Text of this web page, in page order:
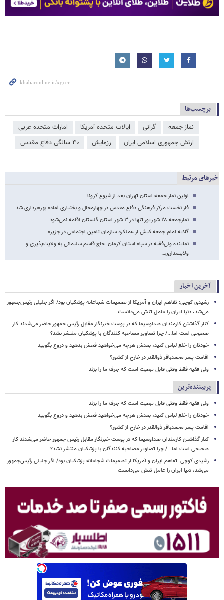
برچسب‌ها
نماز جمعه گرانی ایالات متحده آمریکا
امارات متحده عربی
ارتش جمهوری اسلامی ایران
رزمایش ۴۰ سالگی دفاع مقدس
خبرهای مرتبط
اولین نماز جمعه استان تهران بعد از شیوع کرونا
فاز نخست مرکز فرهنگی دفاع مقدس در چهارمحال و بختیاری آماده بهره‌برداری شد
نمازجمعه ۲۸ شهریور تنها در ۳ شهر استان گلستان اقامه نمی‌شود
گلایه امام جمعه کیش از عملکرد سازمان تامین اجتماعی در جزیره
نماینده ولی‌فقیه در سپاه استان کرمان: حاج قاسم سلیمانی به ولایت‌پذیری و
ولایتمداری…
آخرین اخبار
رشیدی کوچی: تفاهم ایران و آمریکا از تصمیمات شجاعانه پزشکیان بود/ اگر جلیلی رئیس‌جمهور
می‌شد، دنیا ایران را عامل تنش می‌دانست
کنار گذاشتن کارمندان صداوسیما که در پوست خبرنگار مقابل رئیس جمهور حاضر می‌شدند کار
صحیحی است اما.../ چرا تصاویر مصاحبه کنندگان با پزشکیان منتشر نشد؟
خودتان را خلع لباس کنید، بعدش هرچه می‌خواهید فحش بدهید و دروغ بگویید
اقامت پسر محمدباقر ذوالقدر در خارج از کشور؟
ولی فقیه فقط وقتی قابل تبعیت است که جرف ما را بزند
پربیننده‌ترین
ولی فقیه فقط وقتی قابل تبعیت است که جرف ما را بزند
خودتان را خلع لباس کنید، بعدش هرچه می‌خواهید فحش بدهید و دروغ بگویید
اقامت پسر محمدباقر ذوالقدر در خارج از کشور؟
کنار گذاشتن کارمندان صداوسیما که در پوست خبرنگار مقابل رئیس جمهور حاضر می‌شدند کار
صحیحی است اما.../ چرا تصاویر مصاحبه کنندگان با پزشکیان منتشر نشد؟
رشیدی کوچی: تفاهم ایران و آمریکا از تصمیمات شجاعانه پزشکیان بود/ اگر جلیلی رئیس‌جمهور
می‌شد، دنیا ایران را عامل تنش می‌دانست